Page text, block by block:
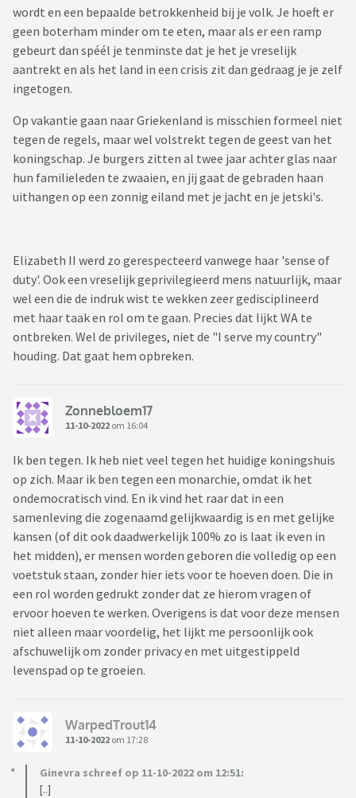
wordt en een bepaalde betrokkenheid bij je volk. Je hoeft er
geen boterham minder om te eten, maar als er een ramp
gebeurt dan spéél je tenminste dat je het je vreselijk
aantrekt en als het land in een crisis zit dan gedraag je je zelf
ingetogen.
Op vakantie gaan naar Griekenland is misschien formeel niet
tegen de regels, maar wel volstrekt tegen de geest van het
koningschap. Je burgers zitten al twee jaar achter glas naar
hun familieleden te zwaaien, en jij gaat de gebraden haan
uithangen op een zonnig eiland met je jacht en je jetski's.
Elizabeth II werd zo gerespecteerd vanwege haar 'sense of
duty'. Ook een vreselijk geprivilegieerd mens natuurlijk, maar
wel een die de indruk wist te wekken zeer gedisciplineerd
met haar taak en rol om te gaan. Precies dat lijkt WA te
ontbreken. Wel de privileges, niet de "I serve my country"
houding. Dat gaat hem opbreken.
Zonnebloem17
11-10-2022 om 16:04
Ik ben tegen. Ik heb niet veel tegen het huidige koningshuis
op zich. Maar ik ben tegen een monarchie, omdat ik het
ondemocratisch vind. En ik vind het raar dat in een
samenleving die zogenaamd gelijkwaardig is en met gelijke
kansen (of dit ook daadwerkelijk 100% zo is laat ik even in
het midden), er mensen worden geboren die volledig op een
voetstuk staan, zonder hier iets voor te hoeven doen. Die in
een rol worden gedrukt zonder dat ze hierom vragen of
ervoor hoeven te werken. Overigens is dat voor deze mensen
niet alleen maar voordelig, het lijkt me persoonlijk ook
afschuwelijk om zonder privacy en met uitgestippeld
levenspad op te groeien.
WarpedTrout14
11-10-2022 om 17:28
Ginevra schreef op 11-10-2022 om 12:51:
[..]